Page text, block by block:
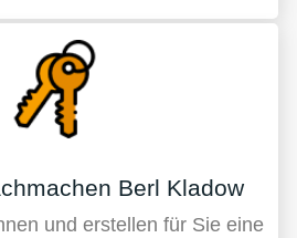
Berl Kladow
und erstellen für Sie eine